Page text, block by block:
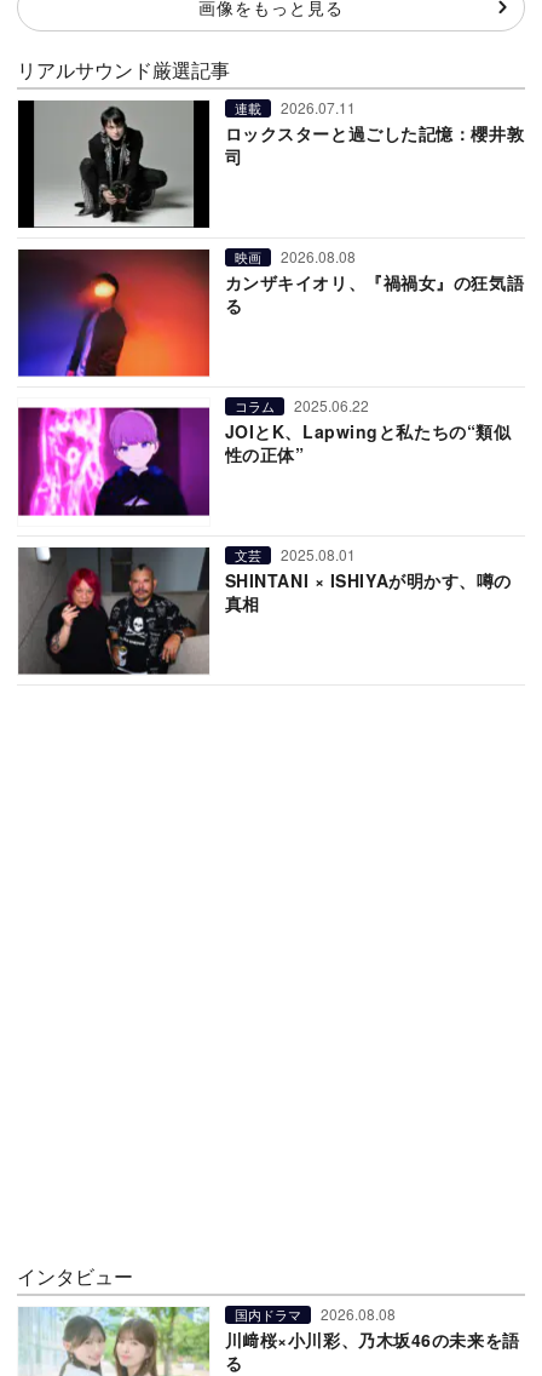
画像をもっと見る
リアルサウンド厳選記事
連載 2026.07.11
ロックスターと過ごした記憶：櫻井敦
司
映画 2026.08.08
カンザキイオリ、『禍禍女』の狂気語
る
コラム 2025.06.22
JOIとK、Lapwingと私たちの“類似
性の正体”
文芸 2025.08.01
SHINTANI × ISHIYAが明かす、噂の
真相
インタビュー
国内ドラマ 2026.08.08
川﨑桜×小川彩、乃木坂46の未来を語
る